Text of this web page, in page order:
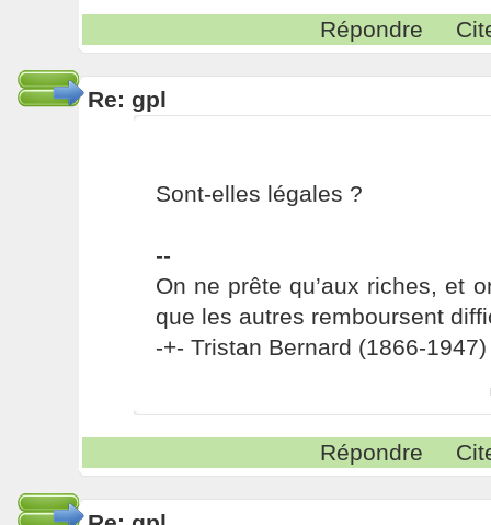
Répondre
Re: gpl
Sont-elles légales ?
--
On ne prête qu’aux riches, et
que les autres remboursent
-+- Tristan Bernard (1866-1947)
Répondre